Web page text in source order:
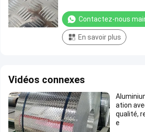
Contactez-nous
En savoir plus
Vidéos connexes
ation
qualité,
e